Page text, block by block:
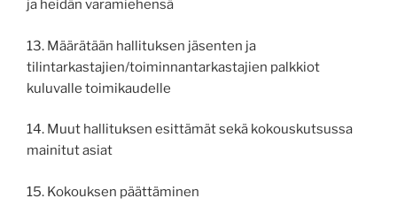
ja heidän varamiehensä
13. Määrätään hallituksen jäsenten ja
tilintarkastajien/toiminnantarkastajien palkkiot
kuluvalle toimikaudelle
14. Muut hallituksen esittämät sekä kokouskutsussa
mainitut asiat
15. Kokouksen päättäminen